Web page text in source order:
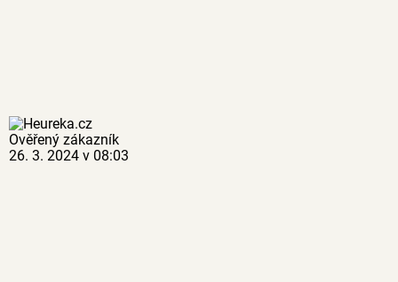
Ověřený zákazník
26. 3. 2024 v 08:03